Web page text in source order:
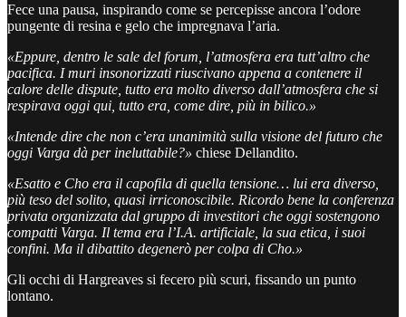
Fece una pausa, inspirando come se percepisse ancora l’odore
pungente di resina e gelo che impregnava l’aria.
«Eppure, dentro le sale del forum, l’atmosfera era tutt’altro che
pacifica. I muri insonorizzati riuscivano appena a contenere il
calore delle dispute, tutto era molto diverso dall’atmosfera che si
respirava oggi qui, tutto era, come dire, più in bilico.»
«Intende dire che non c’era unanimità sulla visione del futuro che
oggi Varga dà per ineluttabile?» chiese Dellandito.
«Esatto e Cho era il capofila di quella tensione… lui era diverso,
più teso del solito, quasi irriconoscibile. Ricordo bene la conferenza
privata organizzata dal gruppo di investitori che oggi sostengono
compatti Varga. Il tema era l’I.A. artificiale, la sua etica, i suoi
confini. Ma il dibattito degenerò per colpa di Cho.»
Gli occhi di Hargreaves si fecero più scuri, fissando un punto
lontano.